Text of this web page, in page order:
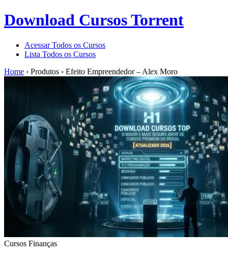
Download Cursos Torrent
Acessar Todos os Cursos
Lista Todos os Cursos
Home › Produtos › Efeito Empreendedor – Alex Moro
Cursos Finanças